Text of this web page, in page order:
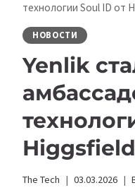
технологии Soul ID от
НОВОСТИ
Yenlik
Higgsfield
The Tech 03.03.2026